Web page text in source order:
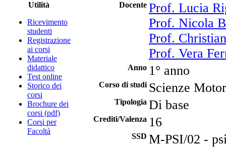
Utilità
Ricevimento
studenti
Registrazione
ai corsi
Materiale
didattico
Test online
Storico dei
corsi
Brochure dei
corsi (pdf)
Corsi per
Facoltà
Docente Prof. Lucia
Prof. Nicola
Prof.
Prof. Vera
Anno 1° anno
Corso di studi Scienze
Tipologia Di base
Crediti/Valenza 16
SSD M-PSI/02 -